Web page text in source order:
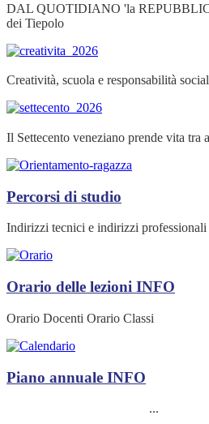
DAL QUOTIDIANO 'la
dei Tiepolo
Creatività, scuola e responsabilità
Il Settecento veneziano prende vita tra
Percorsi di studio
Indirizzi tecnici e indirizzi professionali
Orario delle lezioni INFO
Orario Docenti Orario Classi
Piano annuale INFO
...